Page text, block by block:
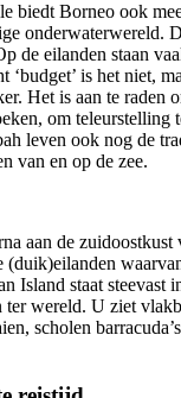
biedt Borneo ook
onderwaterwereld.
de eilanden staan
‘budget’ is het niet,
Het is aan te raden
om teleurstelling
leven ook nog de
van en op de zee.
aan de zuidoostkust
(duik)eilanden
Island staat steevast
wereld. U ziet
scholen